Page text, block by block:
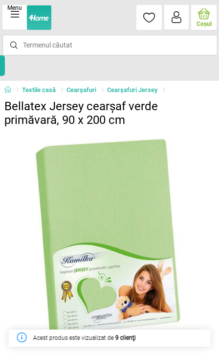
Menu
Coşul
Textile casă Cearșafuri Cearșafuri Jersey
Bellatex Jersey cearșaf verde
primăvară, 90 x 200 cm
Acest produs este vizualizat de9 clienţi
În săptămâna acesta a fost cumpărat de